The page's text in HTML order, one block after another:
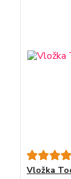
Vložka